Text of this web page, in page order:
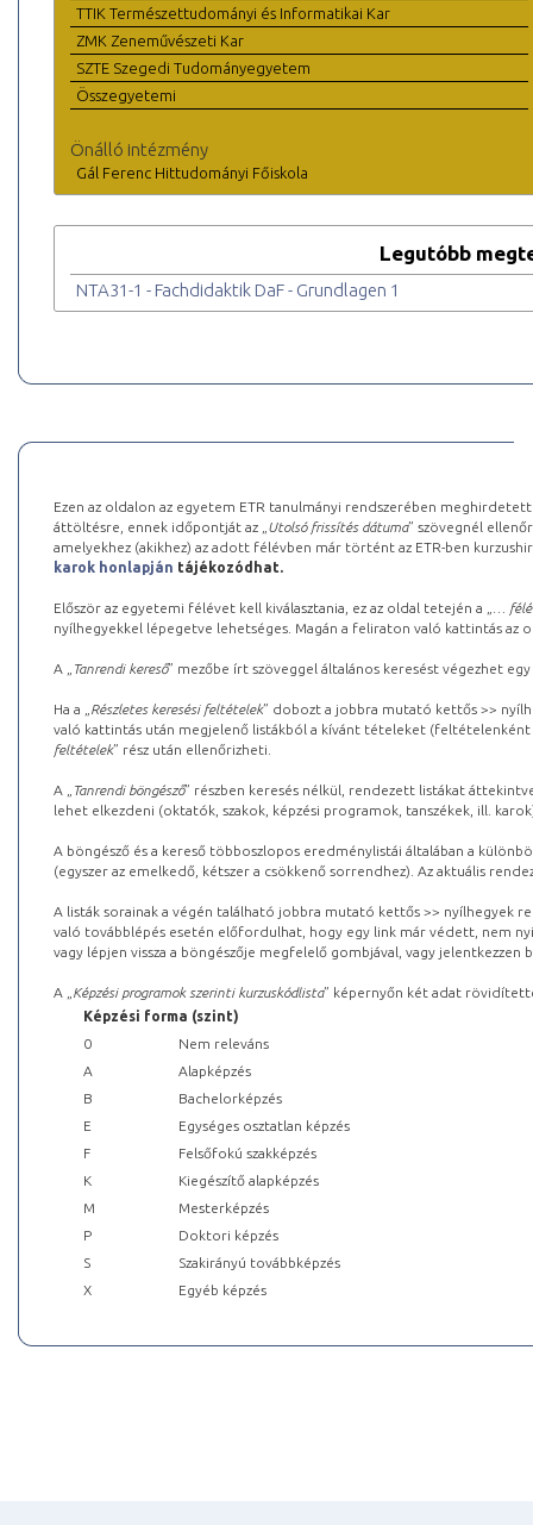
TTIK Természettudományi és Informatikai Kar
ZMK Zeneművészeti Kar
SZTE Szegedi Tudományegyetem
Összegyetemi
Önálló intézmény
Gál Ferenc Hittudományi Főiskola
Legutóbb
NTA31-1 - Fachdidaktik DaF - Grundlagen 1
Ezen az oldalon az egyetem ETR tanulmányi rendszerében
áttöltésre, ennek időpontját az „ Utolsó frissítés dátuma” szövegnél
amelyekhez (akikhez) az adott félévben már történt az ETR-ben
karok honlapján tájékozódhat.
Először az egyetemi félévet kell kiválasztania, ez az oldal tetején a „
…
nyílhegyekkel lépegetve lehetséges. Magán a feliraton való kattintás az
A „ Tanrendi kereső” mezőbe írt szöveggel általános keresést végezhet
Ha a „ Részletes keresési feltételek” dobozt a jobbra mutató kettős >>
való kattintás után megjelenő listákból a kívánt tételeket (feltételenként
feltételek” rész után ellenőrizheti.
A „ Tanrendi böngésző” részben keresés nélkül, rendezett listákat
lehet elkezdeni (oktatók, szakok, képzési programok, tanszékek, ill.
A böngésző és a kereső többoszlopos eredménylistái általában a
(egyszer az emelkedő, kétszer a csökkenő sorrendhez). Az aktuális
A listák sorainak a végén található jobbra mutató kettős >> nyílhegyek
való továbblépés esetén előfordulhat, hogy egy link már védett, nem
vagy lépjen vissza a böngészője megfelelő gombjával, vagy
A „ Képzési programok szerinti kurzuskódlista” képernyőn két adat
Képzési forma (szint)
0
Nem releváns
A
Alapképzés
B
Bachelorképzés
E
Egységes osztatlan képzés
F
Felsőfokú szakképzés
K
Kiegészítő alapképzés
M
Mesterképzés
P
Doktori képzés
S
Szakirányú továbbképzés
X
Egyéb képzés